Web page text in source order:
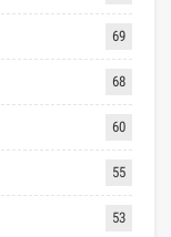
69
68
60
55
53